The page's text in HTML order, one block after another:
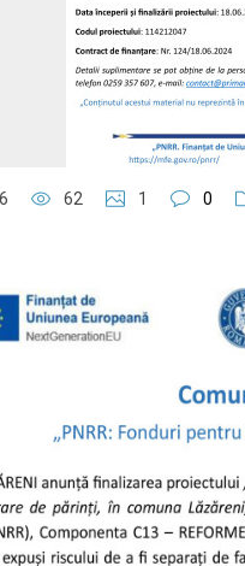
62 1 0